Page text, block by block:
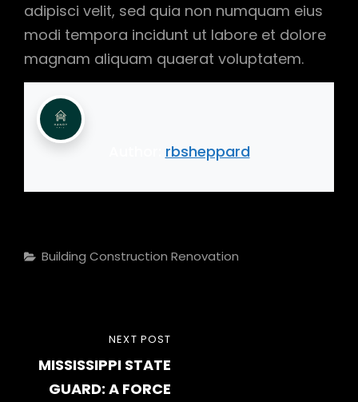
adipisci velit, sed quia non numquam eius
modi tempora incidunt ut labore et dolore
magnam aliquam quaerat voluptatem.
rbsheppard
Categories
Building Construction Renovation
navigation
POST
NEXT POST
MISSISSIPPI STATE
GUARD: A FORCE